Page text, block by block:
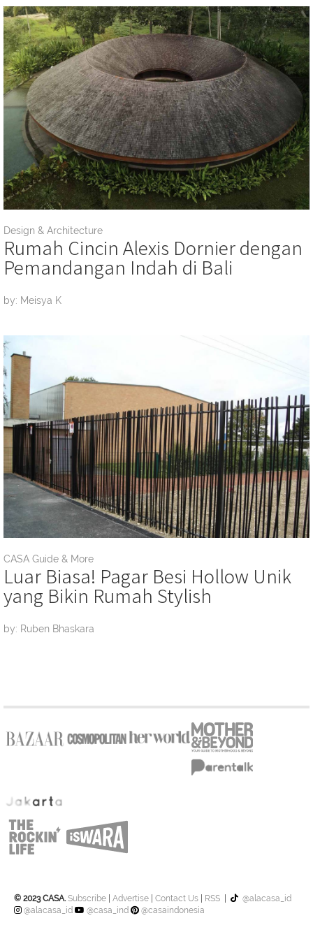
Design & Architecture
Rumah Cincin Alexis Dornier dengan
Pemandangan Indah di Bali
by: Meisya K
CASA Guide & More
Luar Biasa! Pagar Besi Hollow Unik
yang Bikin Rumah Stylish
by: Ruben Bhaskara
© 2023 CASA.Subscribe Advertise Contact Us RSS
@alacasa_id
@alacasa_id
@casa_ind @casaindonesia